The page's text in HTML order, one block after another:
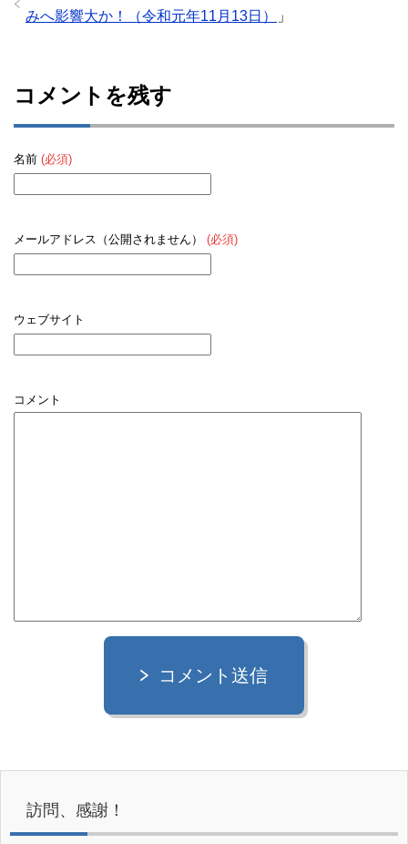
みへ影響大か！（令和元年11月13日）
」
コメントを残す
名前 (必須)
メールアドレス（公開されません） (必須)
ウェブサイト
コメント
コメント送信
訪問、感謝！